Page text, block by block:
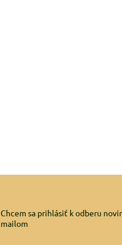
Chcem sa prihlásiť k odberu
mailom